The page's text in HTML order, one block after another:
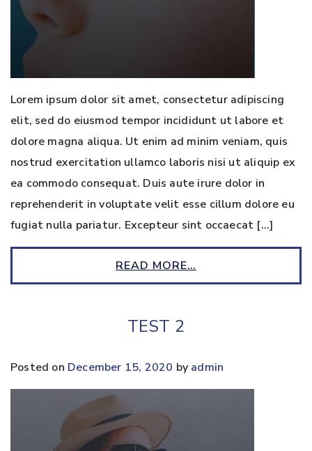
Lorem ipsum dolor sit amet, consectetur adipiscing
elit, sed do eiusmod tempor incididunt ut labore et
dolore magna aliqua. Ut enim ad minim veniam, quis
nostrud exercitation ullamco laboris nisi ut aliquip ex
ea commodo consequat. Duis aute irure dolor in
reprehenderit in voluptate velit esse cillum dolore eu
fugiat nulla pariatur. Excepteur sint occaecat […]
READ MORE…
TEST 2
Posted on December 15, 2020 by admin